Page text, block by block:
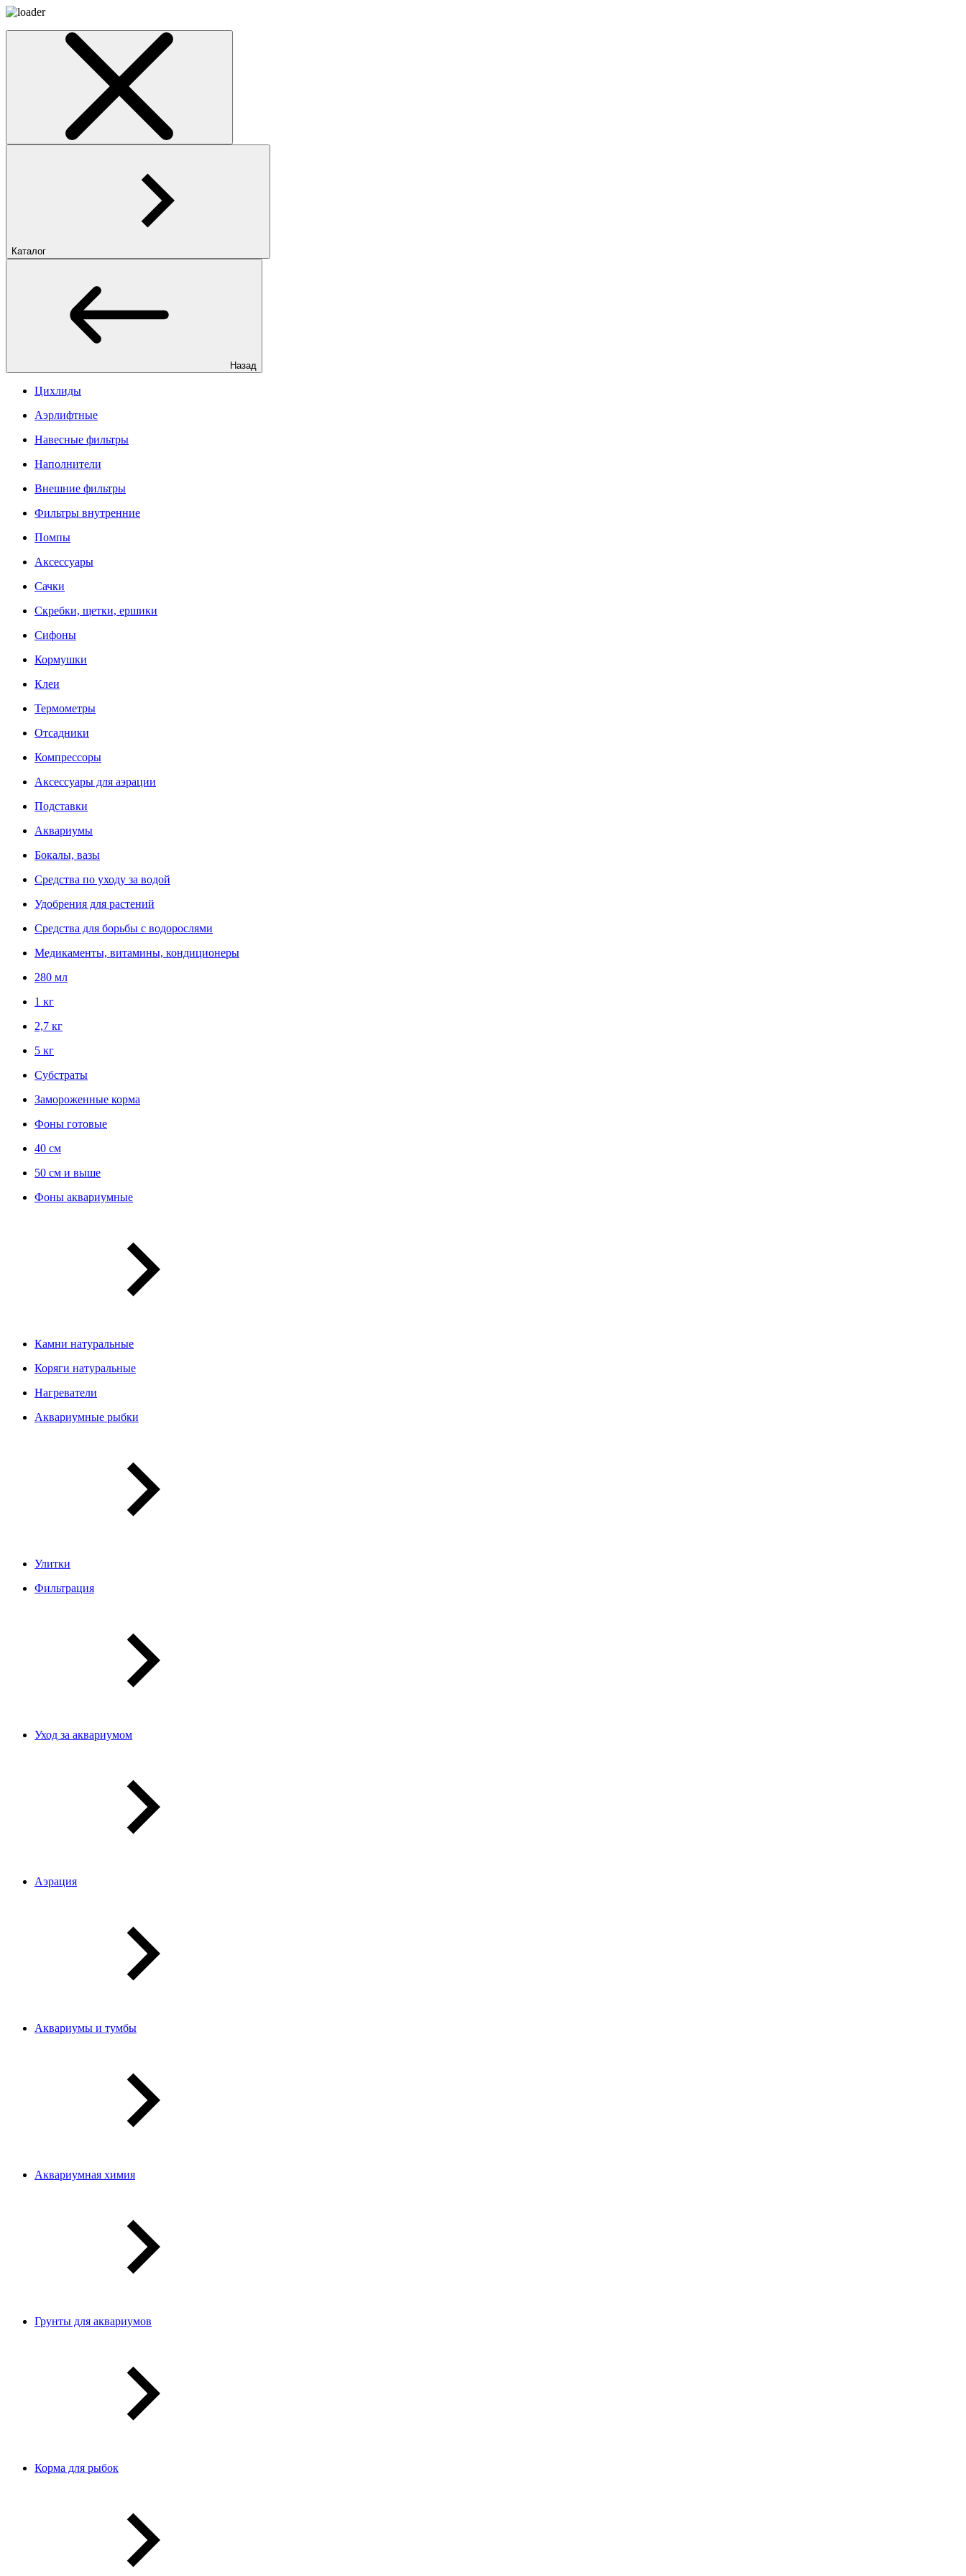
Каталог
Назад
Цихлиды
Аэрлифтные
Навесные фильтры
Наполнители
Внешние фильтры
Фильтры внутренние
Помпы
Аксессуары
Сачки
Скребки, щетки, ершики
Сифоны
Кормушки
Клеи
Термометры
Отсадники
Компрессоры
Аксессуары для аэрации
Подставки
Аквариумы
Бокалы, вазы
Средства по уходу за водой
Удобрения для растений
Средства для борьбы с водорослями
Медикаменты, витамины, кондиционеры
280 мл
1 кг
2,7 кг
5 кг
Субстраты
Замороженные корма
Фоны готовые
40 см
50 см и выше
Фоны аквариумные
Камни натуральные
Коряги натуральные
Нагреватели
Аквариумные рыбки
Улитки
Фильтрация
Уход за аквариумом
Аэрация
Аквариумы и тумбы
Аквариумная химия
Грунты для аквариумов
Корма для рыбок